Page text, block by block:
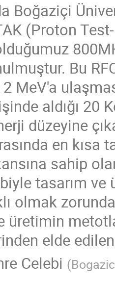
Boğaziçi
(Proton
Bu
MeV'a
aldığı
düzeyine
en kısa
sahip
tasarım
olmak
üretimin
elde
Celebi (